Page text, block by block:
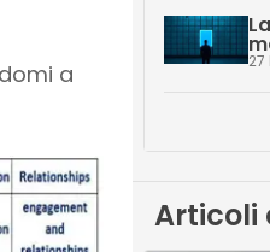
a
27
Articoli